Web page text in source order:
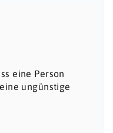
eine Person
ungünstige